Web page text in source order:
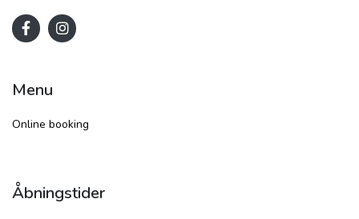
Menu
Online booking
Åbningstider